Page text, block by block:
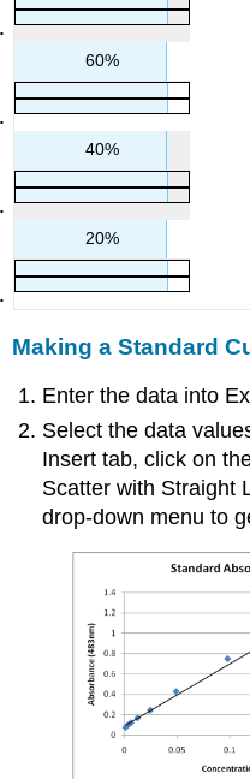
60%
40%
20%
Making a Standard
Enter the data into
Select the data
Insert tab, click on
Scatter with Straight
drop-down menu to